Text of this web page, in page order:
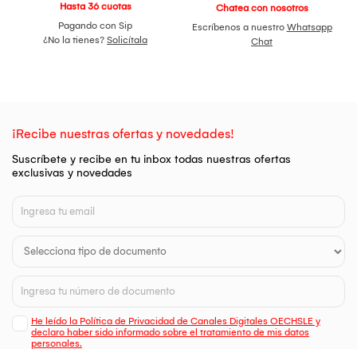
Hasta 36 cuotas
Pagando con Sip
¿No la tienes? Solicítala
Chatea con nosotros
Escríbenos a nuestro Whatsapp
Chat
¡Recibe nuestras ofertas y novedades!
Suscríbete y recibe en tu inbox todas nuestras ofertas
exclusivas y novedades
He leído la Política de Privacidad de Canales Digitales OECHSLE y
declaro haber sido informado sobre el tratamiento de mis datos
personales.